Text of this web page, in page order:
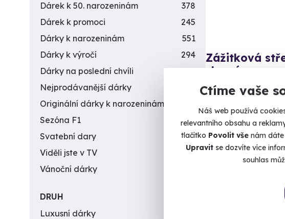
Ctíme vaše
Náš web používá
relevantního obsahu a
tlačítko Povolit vše nám dáte
Upravitse dozvíte více
souhlas
Zážitková
zbraní
Nálož 130 nábojů z 24
Drahany (okres
(+ 28 dalších
4 999 Kč
Volný termín už
Dárek k 50. narozeninám
378
Dárek k promoci
245
Dárky k narozeninám
551
Dárky k výročí
294
Dárky na poslední chvíli
450
Nejprodávanější dárky
Originální dárky k narozeninám
Sezóna F1
4
Svatební dary
196
Viděli jste v TV
31
Vánoční dárky
DRUH
Luxusní dárky